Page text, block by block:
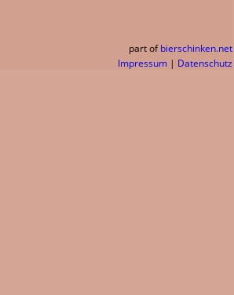
part of bierschinken.net
Impressum | Datenschutz